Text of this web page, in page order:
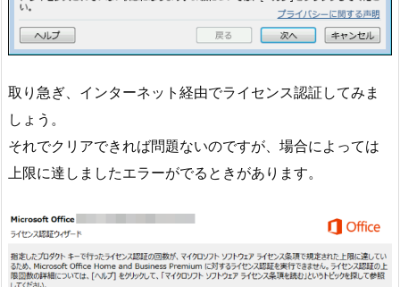
取り急ぎ、インターネット経由でライセンス認証してみま
しょう。
それでクリアできれば問題ないのですが、場合によっては
上限に達しましたエラーがでるときがあります。